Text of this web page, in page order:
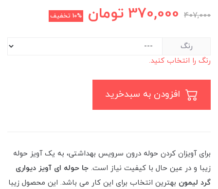
407,000
370,000 تومان 10% تخفیف
رنگ
رنگ را انتخاب کنید.
برای آویزان کردن حوله درون سرویس بهداشتی، به یک آویز حوله
زیبا و در عین حال با کیفیت نیاز است. جا حوله ای آویز دیواری
گرد لیمون بهترین انتخاب برای این کار می باشد. این محصول زیبا